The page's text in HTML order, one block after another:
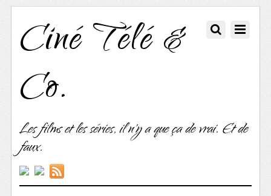
Ciné Télé &
Co.
Les films et les séries, il n'y a que ça de vrai. Et de
faux.